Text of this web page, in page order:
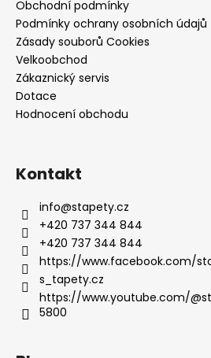
Obchodní podmínky
Podmínky ochrany osobních údajů
Zásady souborů Cookies
Velkoobchod
Zákaznický servis
Dotace
Hodnocení obchodu
Kontakt
info@stapety.cz
+420 737 344 844
+420 737 344 844
https://www.facebook.com/
s_tapety.cz
https://www.youtube.com/
5800